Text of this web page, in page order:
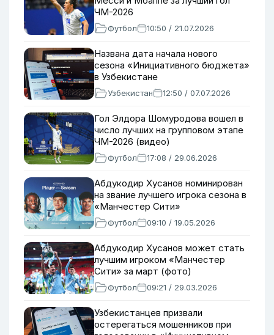
ЧМ-2026
Футбол 10:50 / 21.07.2026
Названа дата начала нового
сезона «Инициативного бюджета»
в Узбекистане
Узбекистан 12:50 / 07.07.2026
Гол Элдора Шомуродова вошел в
число лучших на групповом этапе
ЧМ-2026 (видео)
Футбол 17:08 / 29.06.2026
Абдукодир Хусанов номинирован
на звание лучшего игрока сезона в
«Манчестер Сити»
Футбол 09:10 / 19.05.2026
Абдукодир Хусанов может стать
лучшим игроком «Манчестер
Сити» за март (фото)
Футбол 09:21 / 29.03.2026
Узбекистанцев призвали
остерегаться мошенников при